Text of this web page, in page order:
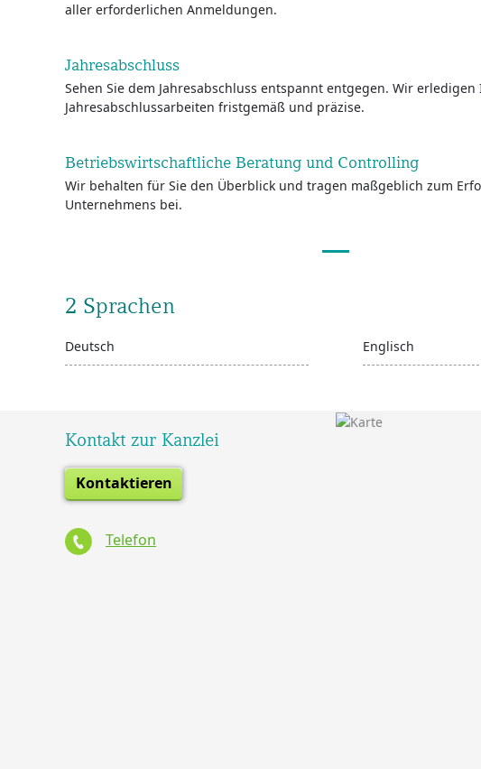
aller erforderlichen Anmeldungen.
Jahresabschluss
Sehen Sie dem Jahresabschluss entspannt entgegen. Wir erledigen
Jahresabschlussarbeiten fristgemäß und präzise.
Betriebswirtschaftliche Beratung und Controlling
Wir behalten für Sie den Überblick und tragen maßgeblich zum
Unternehmens bei.
2 Sprachen
Deutsch Englisch
Kontakt zur Kanzlei
Kontaktieren
Telefon